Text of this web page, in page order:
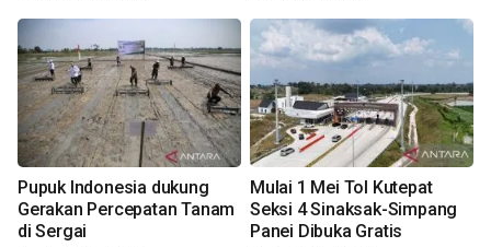
Pupuk Indonesia dukung
Gerakan Percepatan Tanam
di Sergai
Mulai 1 Mei Tol Kutepat
Seksi 4 Sinaksak-Simpang
Panei Dibuka Gratis